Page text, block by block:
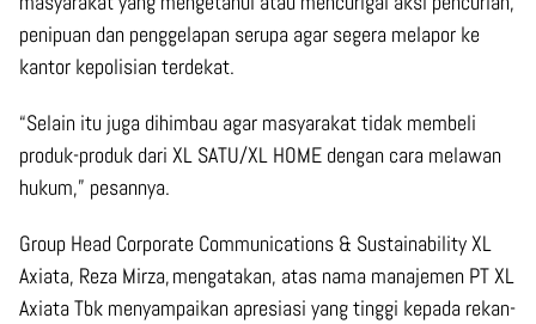
penipuan dan penggelapan serupa agar segera melapor ke
kantor kepolisian terdekat.
“Selain itu juga dihimbau agar masyarakat tidak membeli
produk-produk dari XL SATU/XL HOME dengan cara melawan
hukum,” pesannya.
Group Head Corporate Communications & Sustainability XL
Axiata, Reza Mirza, mengatakan, atas nama manajemen PT XL
Axiata Tbk menyampaikan apresiasi yang tinggi kepada rekan-